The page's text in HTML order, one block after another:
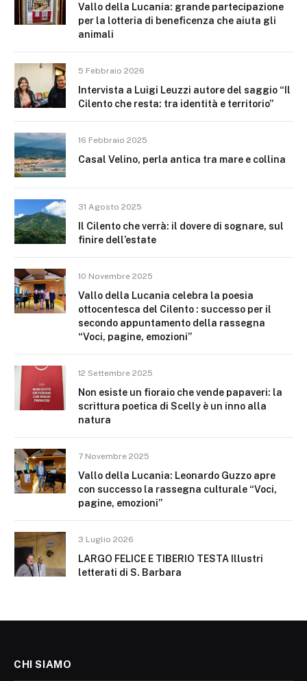
Vallo della Lucania: grande partecipazione
per la lotteria di beneficenza che aiuta gli
animali
5 Febbraio 2026
Intervista a Luigi Leuzzi autore del saggio “Il
Cilento che resta: tra identità e territorio”
16 Febbraio 2025
Casal Velino, perla antica tra mare e collina
31 Agosto 2025
Il Cilento che verrà: il dovere di sognare, sul
finire dell’estate
10 Novembre 2025
Vallo della Lucania celebra la poesia
ottocentesca del Cilento : successo per il
secondo appuntamento della rassegna
“Voci, pagine, emozioni”
12 Settembre 2025
Non esiste un fioraio che vende papaveri: la
scrittura poetica di Scelly è un inno alla
natura
7 Novembre 2025
Vallo della Lucania: Leonardo Guzzo apre
con successo la rassegna culturale “Voci,
pagine, emozioni”
3 Luglio 2026
LARGO FELICE E TIBERIO TESTA Illustri
letterati di S. Barbara
CHI SIAMO